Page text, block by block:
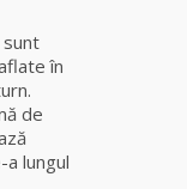
de magie
sunt
în
de
lungul